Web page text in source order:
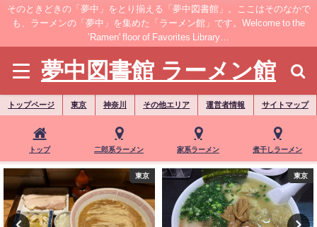
そのときどきの「夢中」をとり揃える「夢中図書館」。ここはそのなかで
も、ラーメンの「夢中」を集めた「ラーメン館」です。Welcome to the
’Ramen' floor of Favorites Library…
夢中図書館 ラーメン館
トップページ 東京 神奈川 その他エリア 運営者情報 サイトマップ
トップ 二郎系ラーメン 家系ラーメン 煮干しラーメン
東京 東京